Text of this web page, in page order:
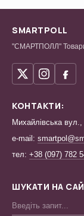
SMARTPOLL
"СМАРТПОЛЛ"
КОНТАКТИ:
Михайлівська вул.,
e-mail:
тел: +38 (097) 782
ШУКАТИ НА